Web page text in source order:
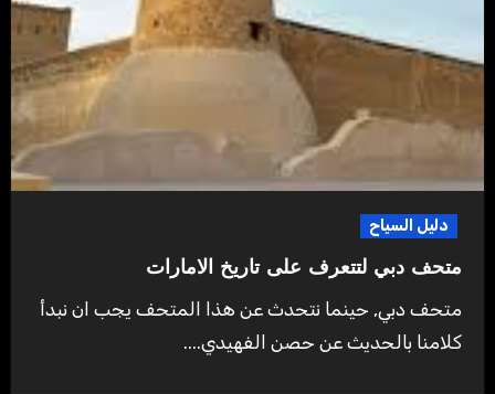
دليل السياح
متحف دبي لتتعرف على تاريخ الامارات
متحف دبي, حينما نتحدث عن هذا المتحف يجب ان نبدأ
كلامنا بالحديث عن حصن الفهيدي....